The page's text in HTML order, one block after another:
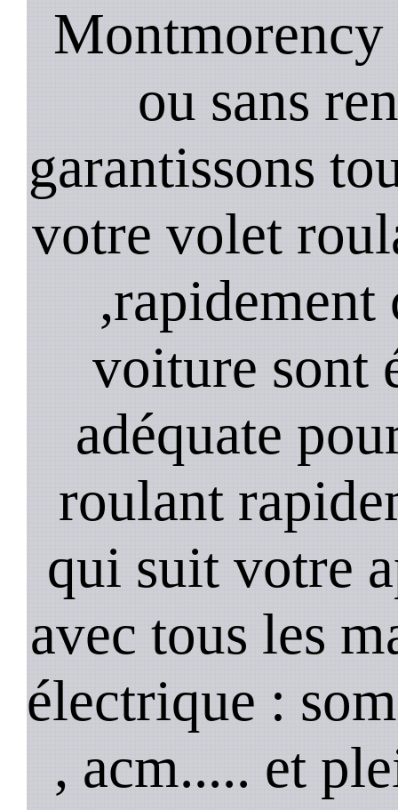
Montmorency
ou sans
garantissons
votre volet
,rapidement
voiture sont
adéquate
roulant
qui suit votre
avec tous les
électrique :
, acm..... et